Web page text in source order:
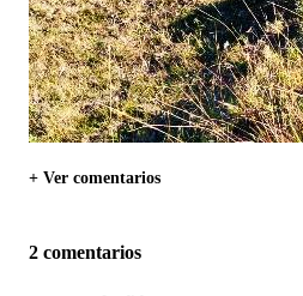
+ Ver comentarios
2 comentarios